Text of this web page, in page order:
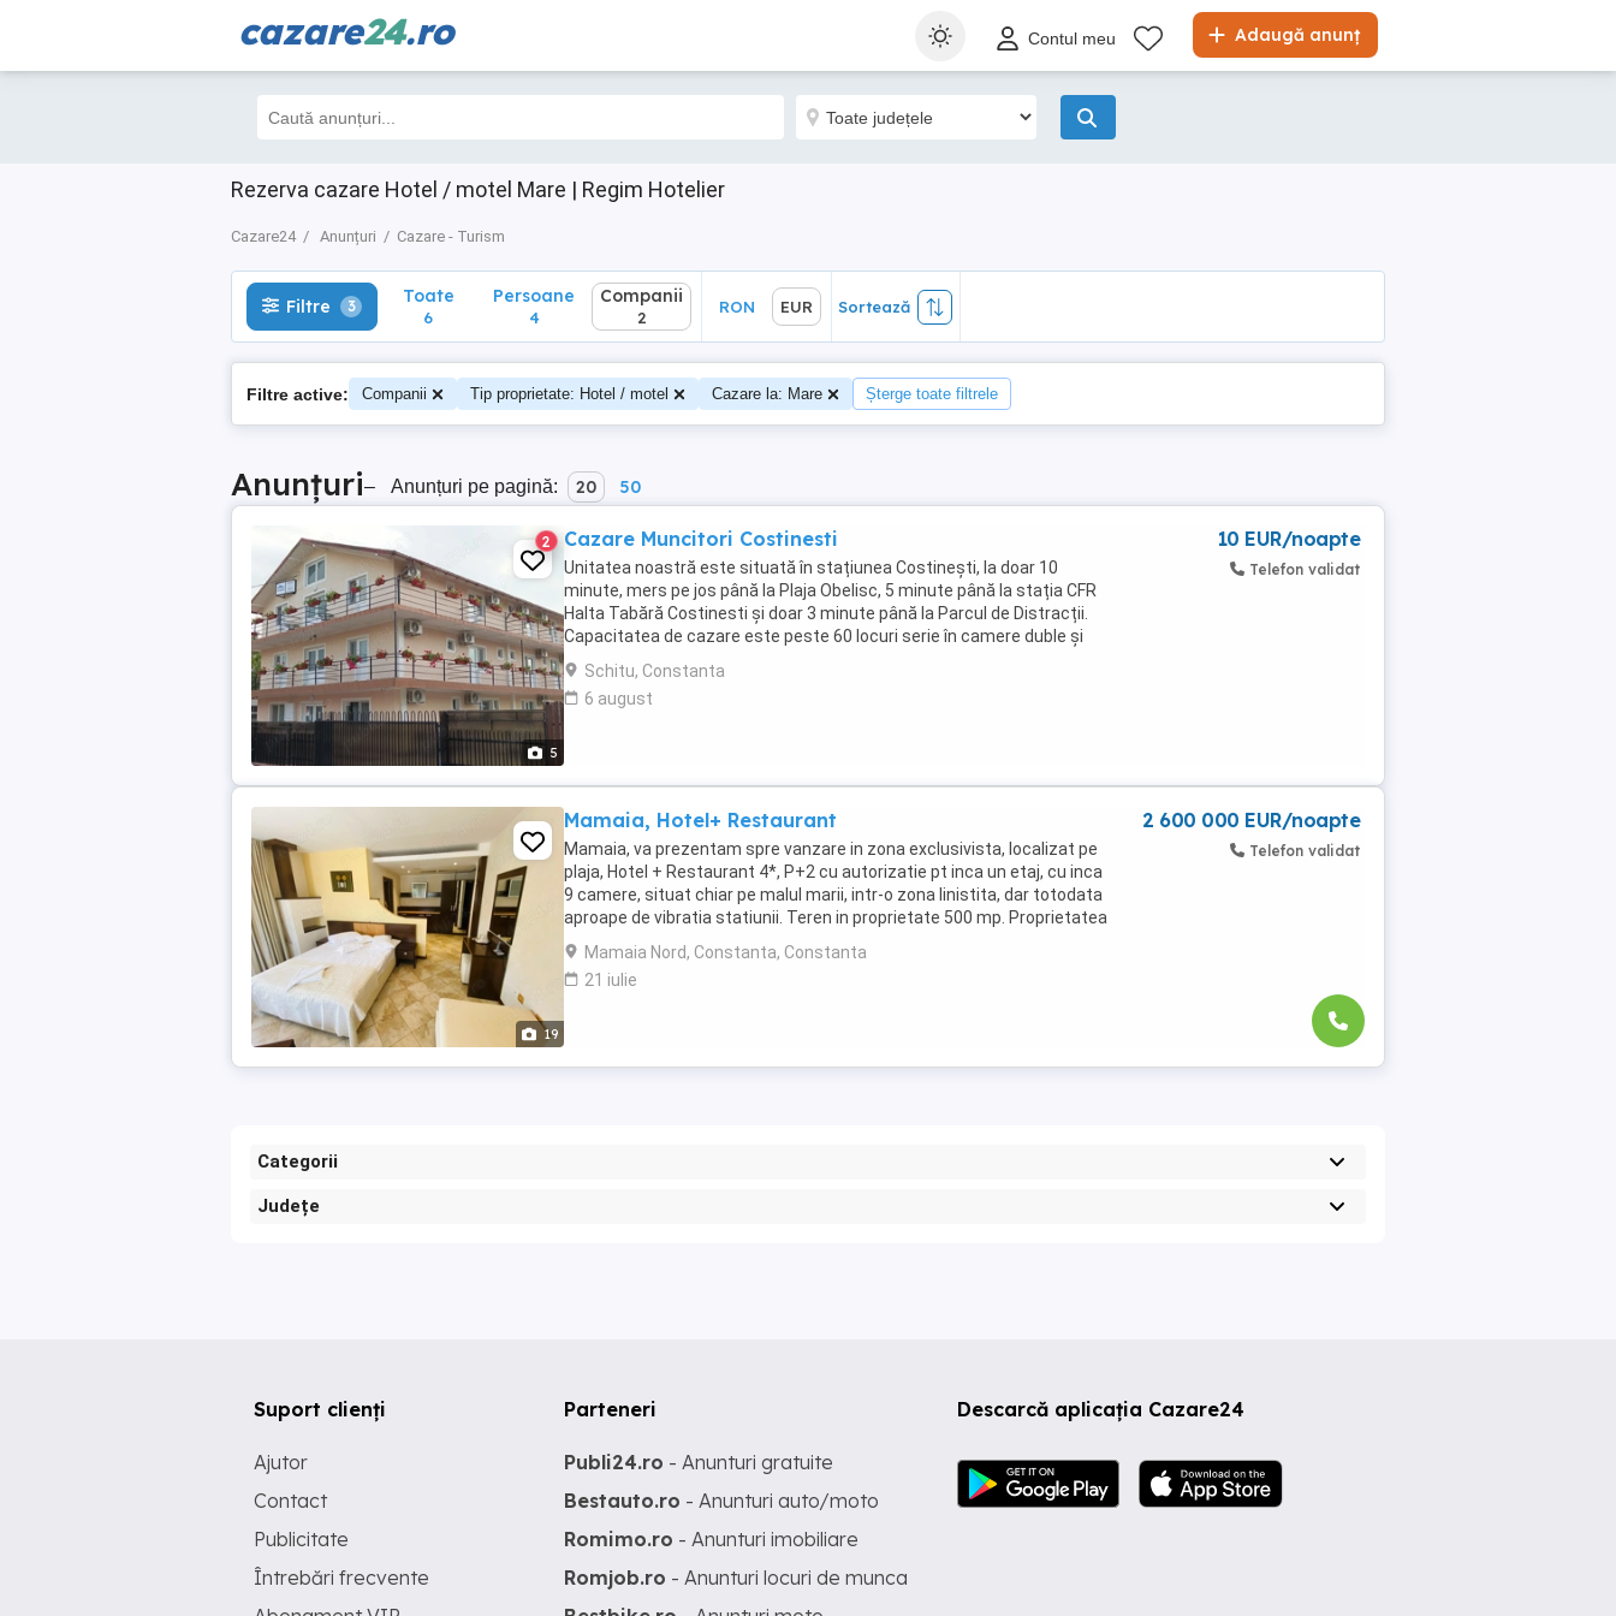
cazare24.ro Adaugă anunț
Contul meu
Rezerva cazare Hotel / motel Mare | Regim Hotelier
Cazare24 Anunțuri Cazare - Turism
Filtre 3 Toate
6
Filtre 3 Toate
6
Persoane
4
Companii
2
RON EUR Sortează
Filtre active: Companii Tip proprietate: Hotel / motel Cazare la: Mare Șterge toate filtrele
Anunțuri– Anunțuri pe pagină: 20 50
5
2 Cazare Muncitori Costinesti
Unitatea noastră este situată în stațiunea Costinești, la doar 10
minute, mers pe jos până la Plaja Obelisc, 5 minute până la stația CFR
Halta Tabără Costinesti și doar 3 minute până la Parcul de Distracții.
Capacitatea de cazare este peste 60 locuri serie în camere duble și
camere triple. Locația noastră ...
Schitu, Constanta
6 august
10 EUR/noapte
Telefon validat
19
Mamaia, Hotel+ Restaurant
Mamaia, va prezentam spre vanzare in zona exclusivista, localizat pe
plaja, Hotel + Restaurant 4*, P+2 cu autorizatie pt inca un etaj, cu inca
9 camere, situat chiar pe malul marii, intr-o zona linistita, dar totodata
aproape de vibratia statiunii. Teren in proprietate 500 mp. Proprietatea
dispune ...
Mamaia Nord, Constanta, Constanta
21 iulie
2 600 000 EUR/noapte
Telefon validat
Categorii
Județe
Descarcă aplicația Cazare24
Suport clienți
Ajutor
Contact
Publicitate
Întrebări frecvente
Parteneri
Publi24.ro - Anunturi gratuite
Bestauto.ro - Anunturi auto/moto
Romimo.ro - Anunturi imobiliare
Romjob.ro - Anunturi locuri de munca